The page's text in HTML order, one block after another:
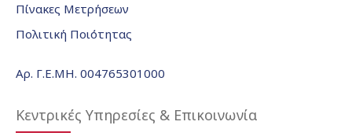
Πίνακες Μετρήσεων
Πολιτική Ποιότητας
Αρ. Γ.Ε.ΜΗ. 004765301000
Κεντρικές Υπηρεσίες & Επικοινωνία